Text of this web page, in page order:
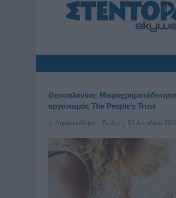
Θεσσαλονίκη: Μικροχρηματόδοτηση
οργανισμός The People’s Trust
Δημοσιεύθηκε : Τετάρτη, 03 Απριλίου